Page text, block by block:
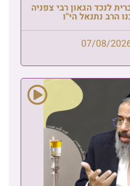
לנכד הגאון רבי צפניה
הרב נתנאל הי"ו
07/08/